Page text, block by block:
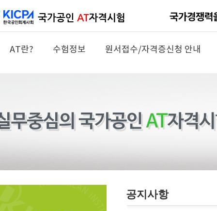
AT란? 수험정보 원서접수/자격증신청 안내
공지사항